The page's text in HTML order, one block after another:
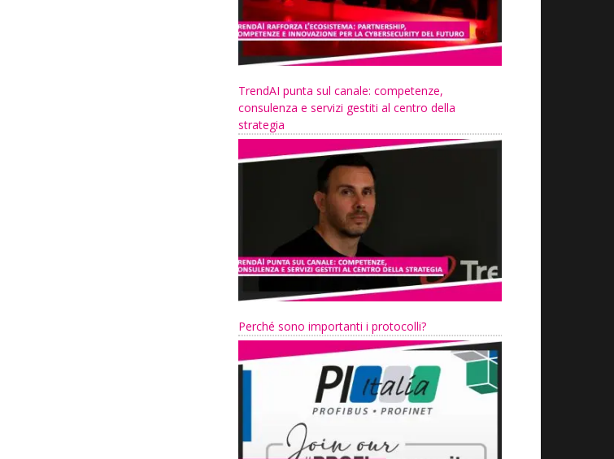
TrendAI punta sul canale: competenze,
consulenza e servizi gestiti al centro della
strategia
Perché sono importanti i protocolli?